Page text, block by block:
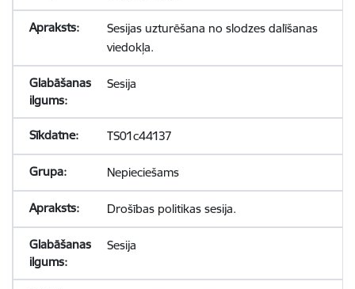
Sesijas uzturēšana no slodzes dalīšanas
viedokļa.
Sesija
TS01c44137
Nepieciešams
Drošības politikas sesija.
Sesija